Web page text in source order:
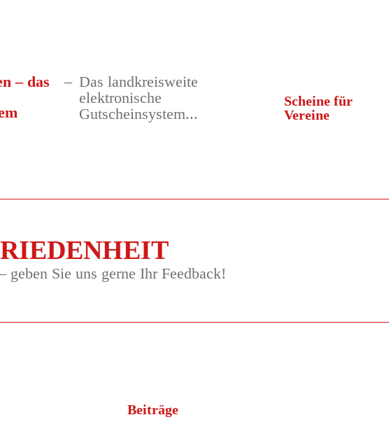
– das
Das landkreisweite
elektronische
Gutscheinsystem...
Scheine für
Vereine
geben Sie uns gerne Ihr Feedback!
Beiträge